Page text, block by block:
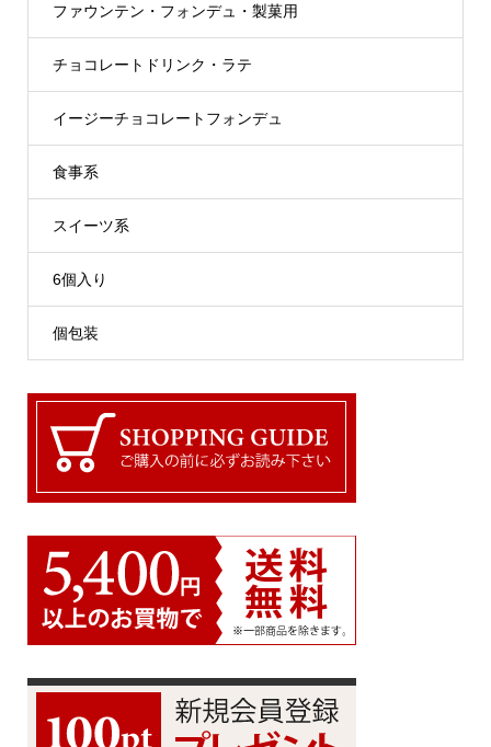
ファウンテン・フォンデュ・製菓用
チョコレートドリンク・ラテ
イージーチョコレートフォンデュ
食事系
スイーツ系
6個入り
個包装